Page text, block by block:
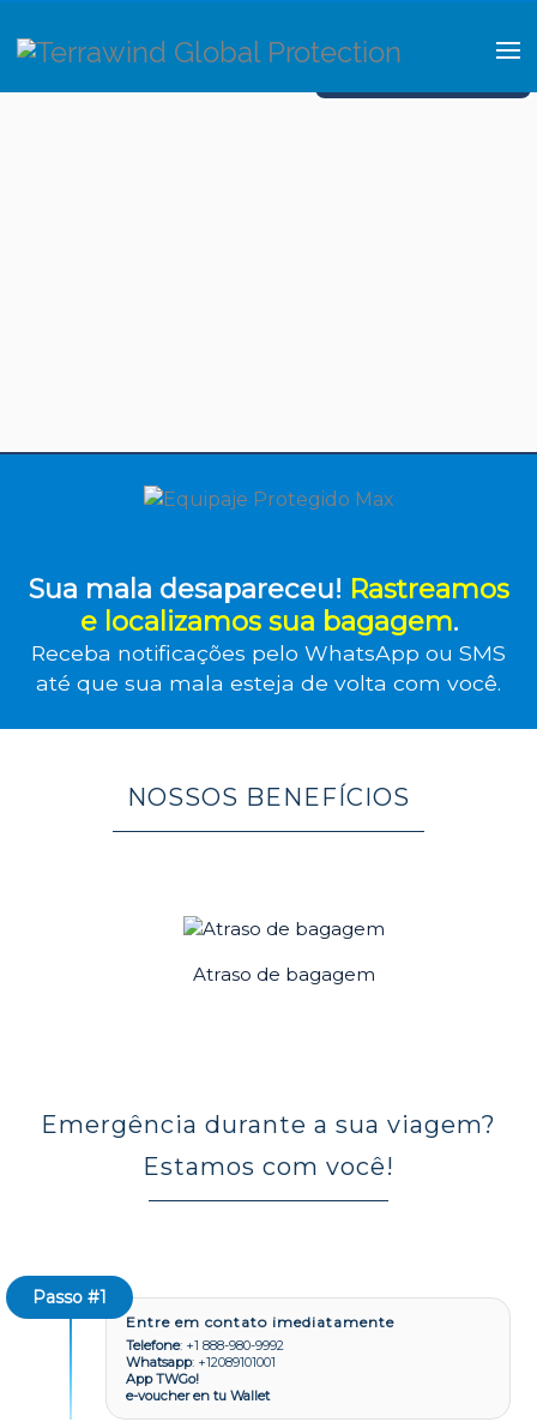
Sua mala desapareceu! Rastreamos
e localizamos sua bagagem.
Receba notificações pelo WhatsApp ou SMS
até que sua mala esteja de volta com você.
NOSSOS BENEFÍCIOS
Atraso de bagagem
Emergência durante a sua viagem?
Estamos com você!
Passo #1
Entre em contato imediatamente
Telefone: +1 888-980-9992
Whatsapp: +12089101001
App TWGo!
e-voucher en tu Wallet